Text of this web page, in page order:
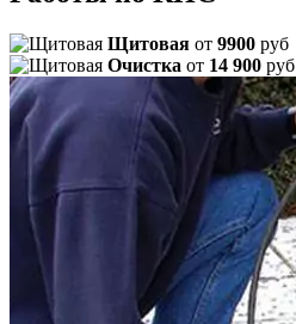
Щитовая от 9900 руб
Очистка от 14 900 руб